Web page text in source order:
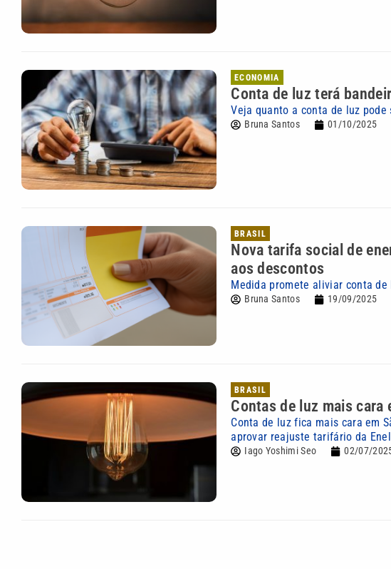
ECONOMIA
Conta de luz terá
Veja quanto a conta de luz
Bruna Santos 01/10/2025
BRASIL
Nova tarifa social de
aos descontos
Medida promete aliviar conta
Bruna Santos 19/09/2025
BRASIL
Contas de luz mais cara
Conta de luz fica mais cara em
aprovar reajuste tarifário da
Iago Yoshimi Seo 02/07/